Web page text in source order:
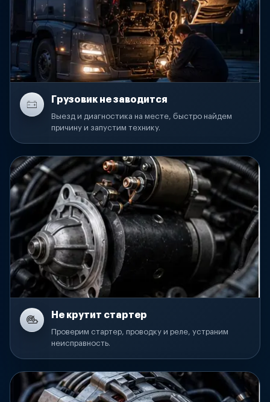
Грузовик не заводится
Выезд и диагностика на месте, быстро найдем
причину и запустим технику.
Не крутит стартер
Проверим стартер, проводку и реле, устраним
неисправность.